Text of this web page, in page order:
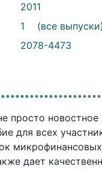
2011
1
(все выпуски)
2078-4473
просто
для всех
дает